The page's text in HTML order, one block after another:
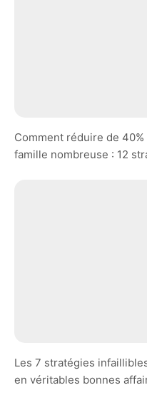
Comment réduire de
famille nombreuse : 12
Les 7 stratégies
en véritables bonnes